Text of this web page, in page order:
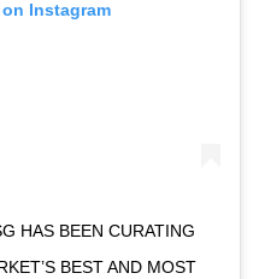
Instagram
HAS BEEN CURATING
BEST AND MOST